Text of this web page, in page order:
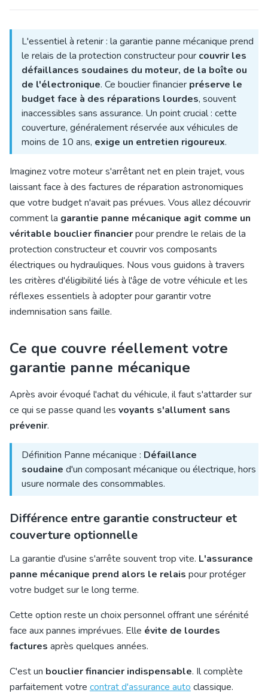
L'essentiel à retenir : la garantie panne mécanique prend
le relais de la protection constructeur pour couvrir les
défaillances soudaines du moteur, de la boîte ou
de l'électronique. Ce bouclier financier préserve le
budget face à des réparations lourdes, souvent
inaccessibles sans assurance. Un point crucial : cette
couverture, généralement réservée aux véhicules de
moins de 10 ans, exige un entretien rigoureux.
Imaginez votre moteur s'arrêtant net en plein trajet, vous
laissant face à des factures de réparation astronomiques
que votre budget n'avait pas prévues. Vous allez découvrir
comment la garantie panne mécanique agit comme un
véritable bouclier financierpour prendre le relais de la
protection constructeur et couvrir vos composants
électriques ou hydrauliques. Nous vous guidons à travers
les critères d'éligibilité liés à l'âge de votre véhicule et les
réflexes essentiels à adopter pour garantir votre
indemnisation sans faille.
Ce que couvre réellement votre
garantie panne mécanique
Après avoir évoqué l'achat du véhicule, il faut s'attarder sur
ce qui se passe quand les voyants s'allument sans
prévenir.
Définition Panne mécanique : Défaillance
soudaine d'un composant mécanique ou électrique, hors
usure normale des consommables.
Différence entre garantie constructeur et
couverture optionnelle
La garantie d'usine s'arrête souvent trop vite. L'assurance
panne mécanique prend alors le relais pour protéger
votre budget sur le long terme.
Cette option reste un choix personnel offrant une sérénité
face aux pannes imprévues. Elle évite de lourdes
factures après quelques années.
C'est un bouclier financier indispensable. Il complète
parfaitement votre contrat d'assurance auto classique.